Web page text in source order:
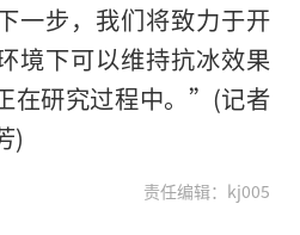
步，我们将致力于开
境下可以维持抗冰效果
在研究过程中。”(记者
)
责任编辑：kj005